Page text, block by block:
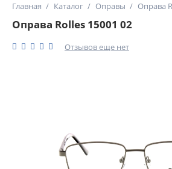
Главная Каталог Оправы Оправа
Оправа Rolles 15001 02
Отзывов еще нет